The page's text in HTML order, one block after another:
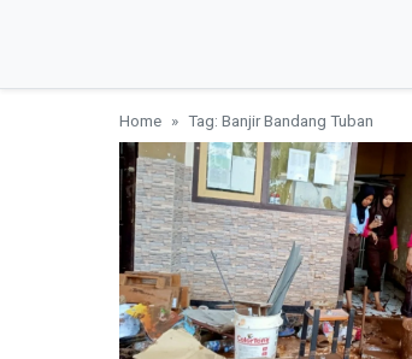
Home Tag: Banjir Bandang Tuban